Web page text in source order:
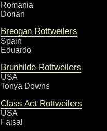
Romania
Dorian
Breogan Rottweilers
Spain
Eduardo
Brunhilde Rottweilers
USA
Tonya Downs
Class Act Rottweilers
USA
Faisal